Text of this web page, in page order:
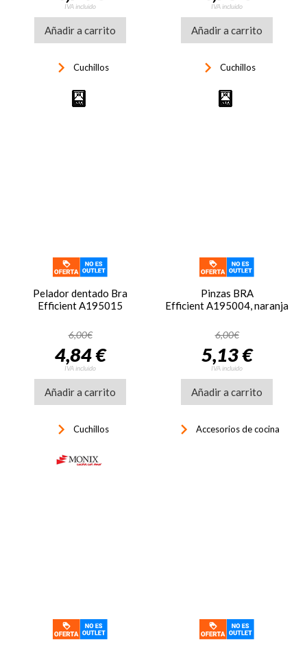
IVA incluido
Añadir a carrito
keyboard_arrow_right Cuchillos
IVA incluido
Añadir a carrito
keyboard_arrow_right Cuchillos
Pelador dentado Bra
Efficient A195015
6,00€
4,84 €
IVA incluido
Añadir a carrito
keyboard_arrow_right Cuchillos
Pinzas BRA
Efficient A195004, naranja
6,00€
5,13 €
IVA incluido
Añadir a carrito
keyboard_arrow_right Accesorios de cocina